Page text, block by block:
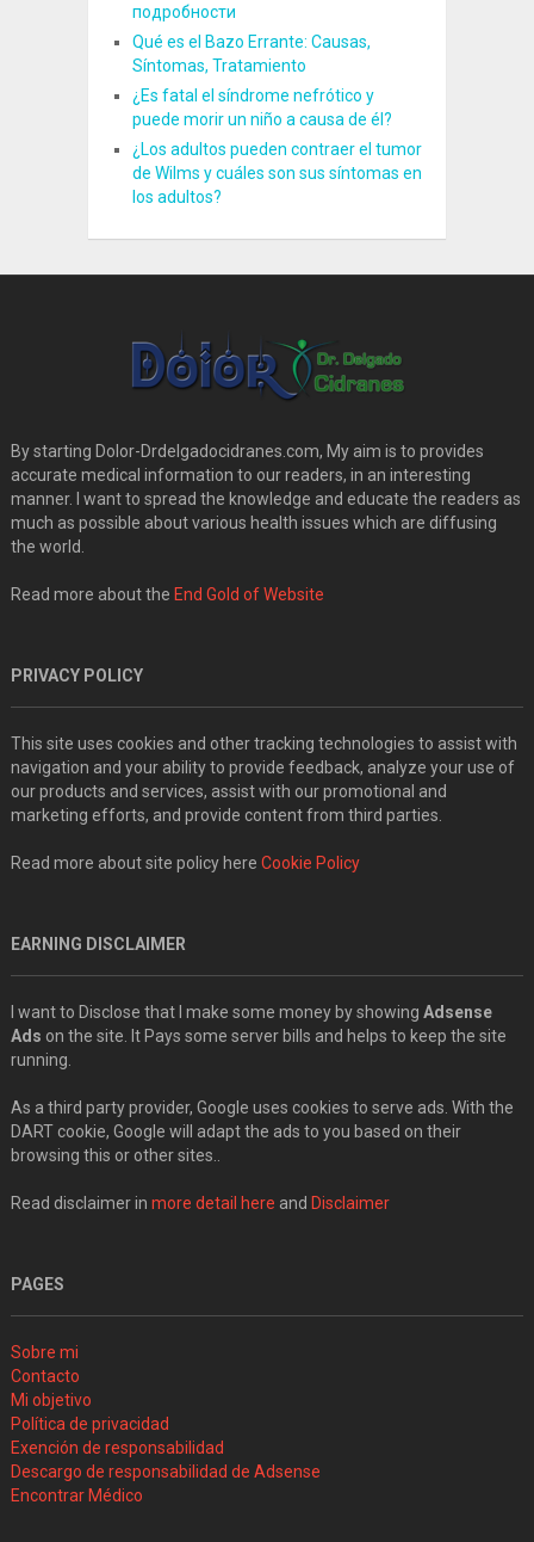
подробности
Qué es el Bazo Errante: Causas,
Síntomas, Tratamiento
¿Es fatal el síndrome nefrótico y
puede morir un niño a causa de él?
¿Los adultos pueden contraer el tumor
de Wilms y cuáles son sus síntomas en
los adultos?
By starting Dolor-Drdelgadocidranes.com, My aim is to provides
accurate medical information to our readers, in an interesting
manner. I want to spread the knowledge and educate the readers as
much as possible about various health issues which are diffusing
the world.
Read more about the End Gold of Website
PRIVACY POLICY
This site uses cookies and other tracking technologies to assist with
navigation and your ability to provide feedback, analyze your use of
our products and services, assist with our promotional and
marketing efforts, and provide content from third parties.
Read more about site policy here Cookie Policy
EARNING DISCLAIMER
I want to Disclose that I make some money by showing Adsense
Ads on the site. It Pays some server bills and helps to keep the site
running.
As a third party provider, Google uses cookies to serve ads. With the
DART cookie, Google will adapt the ads to you based on their
browsing this or other sites..
Read disclaimer in more detail here and Disclaimer
PAGES
Sobre mi
Contacto
Mi objetivo
Política de privacidad
Exención de responsabilidad
Descargo de responsabilidad de Adsense
Encontrar Médico